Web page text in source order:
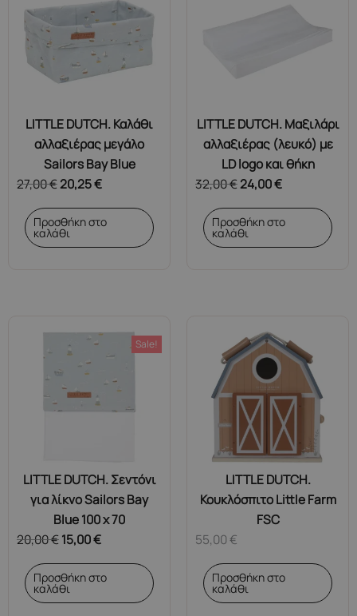
LITTLE DUTCH. Καλάθι
αλλαξιέρας μεγάλο
Sailors Bay Blue
27,00€20,25€
Προσθήκη στο
καλάθι
LITTLE DUTCH. Μαξιλάρι
αλλαξιέρας (λευκό) με
LD logo και θήκη
32,00€24,00€
Προσθήκη στο
καλάθι
Sale!
LITTLE DUTCH. Σεντόνι
για λίκνο Sailors Bay
Blue 100 x 70
20,00€15,00€
Προσθήκη στο
καλάθι
LITTLE DUTCH.
Κουκλόσπιτο Little Farm
FSC
55,00€
Προσθήκη στο
καλάθι